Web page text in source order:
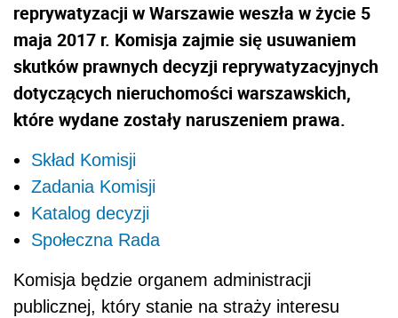
reprywatyzacji w Warszawie weszła w życie 5
maja 2017 r. Komisja zajmie się usuwaniem
skutków prawnych decyzji reprywatyzacyjnych
dotyczących nieruchomości warszawskich,
które wydane zostały naruszeniem prawa.
Skład Komisji
Zadania Komisji
Katalog decyzji
Społeczna Rada
Komisja będzie organem administracji
publicznej, który stanie na straży interesu